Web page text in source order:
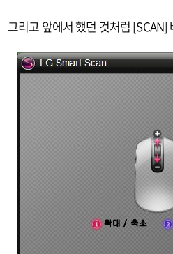
그리고 앞에서 했던 것처럼 [SCAN]